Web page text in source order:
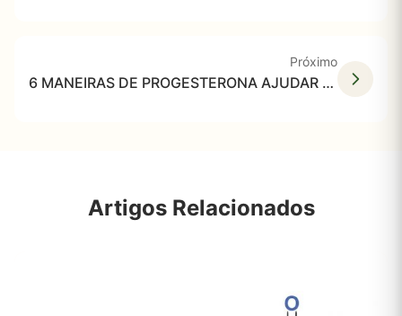
Próximo
6 MANEIRAS DE PROGESTERONA AJUDAR NA PERDA DE PESO!
Artigos Relacionados